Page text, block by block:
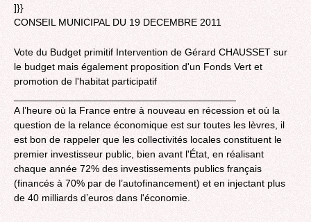
]}}
CONSEIL MUNICIPAL DU 19 DECEMBRE 2011
Vote du Budget primitif Intervention de Gérard CHAUSSET sur
le budget mais également proposition d'un Fonds Vert et
promotion de l'habitat participatif
________________________________________
A l’heure où la France entre à nouveau en récession et où la
question de la relance économique est sur toutes les lèvres, il
est bon de rappeler que les collectivités locales constituent le
premier investisseur public, bien avant l'État, en réalisant
chaque année 72% des investissements publics français
(financés à 70% par de l’autofinancement) et en injectant plus
de 40 milliards d’euros dans l'économie.